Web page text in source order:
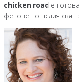
chicken road е
фенове по целия свят